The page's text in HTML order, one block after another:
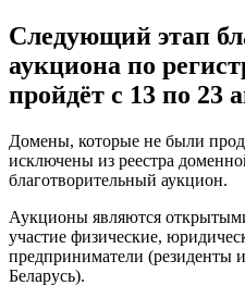
Следующий этап
аукциона по
пройдёт с 13 по 23
Домены, которые не были
исключены из реестра
благотворительный аукцион.
Аукционы являются
участие физические,
предприниматели (резиденты
Беларусь).